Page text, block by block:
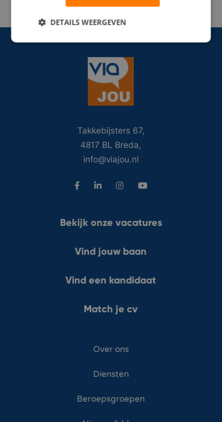
Takkebijsters 67,
4817 BL Breda,
info@viajou.nl
Bekijk onze vacatures
Vind jouw baan
Vind een kandidaat
Match je cv
Over ons
Diensten
Beroepsgroepen
DETAILS WEERGEVEN